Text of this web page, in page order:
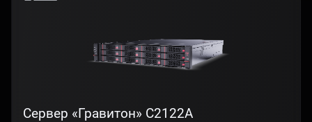
Сервер «Гравитон» С2122A